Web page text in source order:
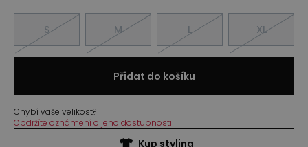
S M L XL
Přidat do košíku
Chybí vaše velikost?
Obdržíte oznámení o jeho dostupnosti
Kup styling